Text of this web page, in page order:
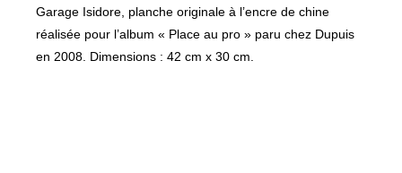
Garage Isidore, planche originale à l’encre de chine
réalisée pour l’album « Place au pro » paru chez Dupuis
en 2008. Dimensions : 42 cm x 30 cm.